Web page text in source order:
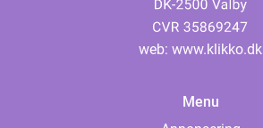
web: www.klikko.dk
Menu